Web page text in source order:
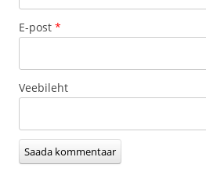
E-post *
Veebileht